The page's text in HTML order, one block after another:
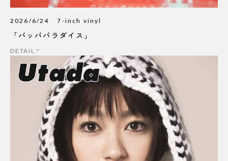
2026/6/24 7-inch vinyl
「パッパパラダイス」
DETAIL